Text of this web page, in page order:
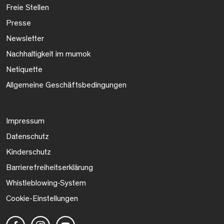
Freie Stellen
Presse
Newsletter
Nachhaltigkeit im mumok
Netiquette
Allgemeine Geschäftsbedingungen
Impressum
Datenschutz
Kinderschutz
Barrierefreiheitserklärung
Whistleblowing-System
Cookie-Einstellungen